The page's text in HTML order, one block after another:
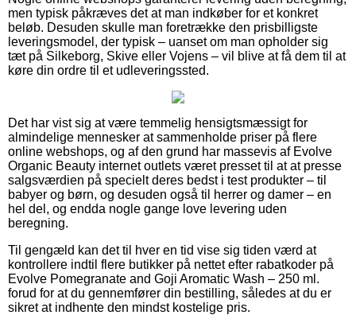
men typisk påkræves det at man indkøber for et konkret
beløb. Desuden skulle man foretrække den prisbilligste
leveringsmodel, der typisk – uanset om man opholder sig
tæt på Silkeborg, Skive eller Vojens – vil blive at få dem til at
køre din ordre til et udleveringssted.
Det har vist sig at være temmelig hensigtsmæssigt for
almindelige mennesker at sammenholde priser på flere
online webshops, og af den grund har massevis af Evolve
Organic Beauty internet outlets været presset til at at presse
salgsværdien på specielt deres bedst i test produkter – til
babyer og børn, og desuden også til herrer og damer – en
hel del, og endda nogle gange love levering uden
beregning.
Til gengæld kan det til hver en tid vise sig tiden værd at
kontrollere indtil flere butikker på nettet efter rabatkoder på
Evolve Pomegranate and Goji Aromatic Wash – 250 ml.
forud for at du gennemfører din bestilling, således at du er
sikret at indhente den mindst kostelige pris.